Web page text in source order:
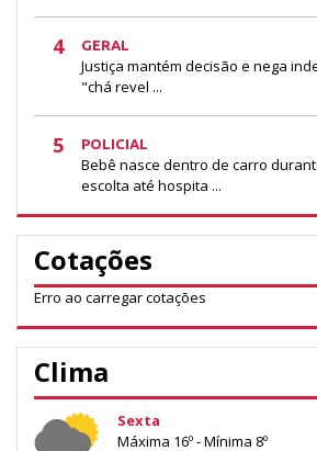
4 GERAL
Justiça mantém decisão e nega
"chá revel ...
5 POLICIAL
Bebê nasce dentro de carro
escolta até hospita ...
Cotações
Erro ao carregar cotações
Clima
Sexta
Máxima 16º - Mínima 8º